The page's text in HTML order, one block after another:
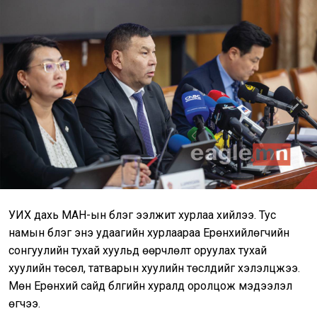
УИХ дахь МАН-ын бүлэг ээлжит хурлаа хийлээ. Тус
намын бүлэг энэ удаагийн хурлаараа Ерөнхийлөгчийн
сонгуулийн тухай хуульд өөрчлөлт оруулах тухай
хуулийн төсөл, татварын хуулийн төслүүдийг хэлэлцжээ.
Мөн Ерөнхий сайд бүлгийн хуралд оролцож мэдээлэл
өгчээ.